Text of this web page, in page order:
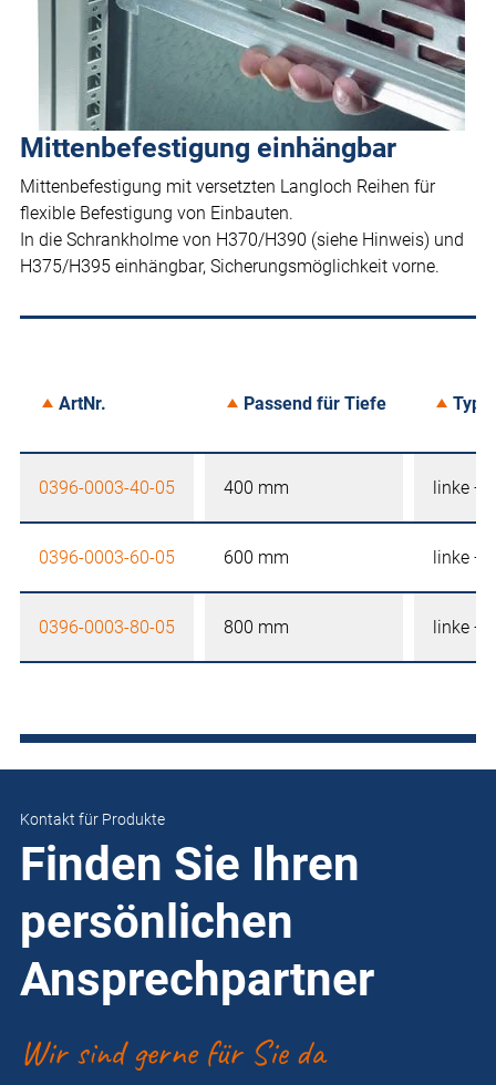
Mittenbefestigung einhängbar
Mittenbefestigung mit versetzten Langloch Reihen für
flexible Befestigung von Einbauten.
In die Schrankholme von H370/H390 (siehe Hinweis) und
H375/H395 einhängbar, Sicherungsmöglichkeit vorne.
ArtNr. Passend für Tiefe Typ
0396-0003-40-05 400 mm linke +
0396-0003-60-05 600 mm linke +
0396-0003-80-05 800 mm linke +
Kontakt für Produkte
Finden Sie Ihren
persönlichen
Ansprechpartner
Wir sind gerne für Sie da